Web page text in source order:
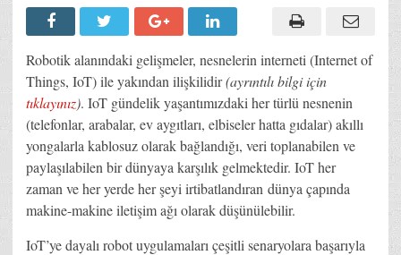
ve
robotlar
için
Robotik alanındaki gelişmeler, nesnelerin interneti (Internet of
Things, IoT) ile yakından ilişkilidir(ayrıntılı bilgi için
tıklayınız). IoT gündelik yaşantımızdaki her türlü nesnenin
(telefonlar, arabalar, ev aygıtları, elbiseler hatta gıdalar) akıllı
yongalarla kablosuz olarak bağlandığı, veri toplanabilen ve
paylaşılabilen bir dünyaya karşılık gelmektedir. IoT her
zaman ve her yerde her şeyi irtibatlandıran dünya çapında
makine-makine iletişim ağı olarak düşünülebilir.
IoT’ye dayalı robot uygulamaları çeşitli senaryolara başarıyla